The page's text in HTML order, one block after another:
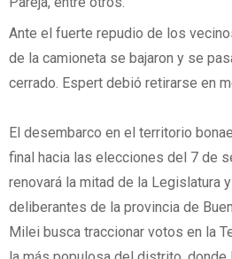
Ante el fuerte repudio de los
de la camioneta se bajaron y se
cerrado. Espert debió retirarse en
El desembarco en el territorio
final hacia las elecciones del 7 de
renovará la mitad de la Legislatura
deliberantes de la provincia de
Milei busca traccionar votos en la